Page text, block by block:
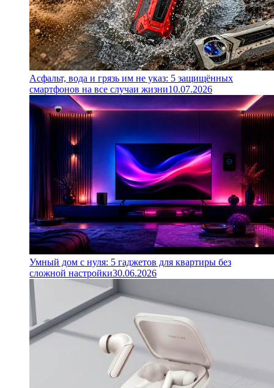
Асфальт, вода и грязь им не указ: 5 защищённых
смартфонов на все случаи жизни10.07.2026
Умный дом с нуля: 5 гаджетов для квартиры без
сложной настройки30.06.2026